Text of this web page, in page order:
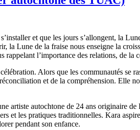
et que les jours s’allongent, la
la Lune de la fraise nous enseigne la
rappelant l’importance des relations, de la
Alors que les communautés se
et de la compréhension. Elle
artiste autochtone de 24 ans originaire
et les pratiques traditionnelles. Kara
pendant son enfance.